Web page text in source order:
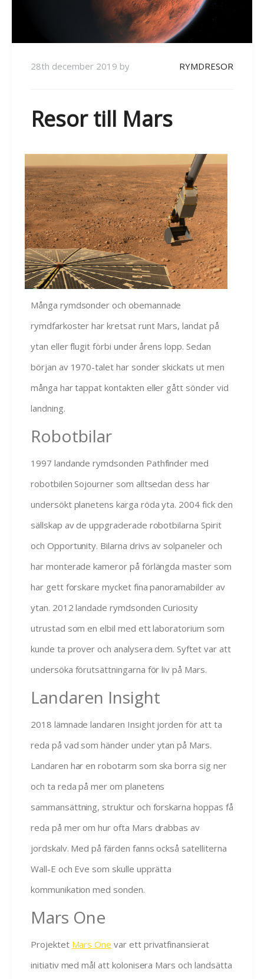
28th december 2019 by RYMDRESOR
Resor till Mars
Många rymdsonder och obemannade
rymdfarkoster har kretsat runt Mars, landat på
ytan eller flugit förbi under årens lopp. Sedan
början av 1970-talet har sonder skickats ut men
många har tappat kontakten eller gått sönder vid
landning.
Robotbilar
1997 landande rymdsonden Pathfinder med
robotbilen Sojourner som alltsedan dess har
undersökt planetens karga röda yta. 2004 fick den
sällskap av de uppgraderade robotbilarna Spirit
och Opportunity. Bilarna drivs av solpaneler och
har monterade kameror på förlängda master som
har gett forskare mycket fina panoramabilder av
ytan. 2012 landade rymdsonden Curiosity
utrustad som en elbil med ett laboratorium som
kunde ta prover och analysera dem. Syftet var att
undersöka förutsättningarna för liv på Mars.
Landaren Insight
2018 lämnade landaren Insight jorden för att ta
reda på vad som händer under ytan på Mars.
Landaren har en robotarm som ska borra sig ner
och ta reda på mer om planetens
sammansättning, struktur och forskarna hoppas få
reda på mer om hur ofta Mars drabbas av
jordskalv. Med på färden fanns också satelliterna
Wall-E och Eve som skulle upprätta
kommunikation med sonden.
Mars One
Projektet Mars One var ett privatfinansierat
initiativ med mål att kolonisera Mars och landsätta